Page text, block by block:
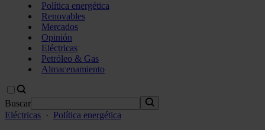
Política energética
Renovables
Mercados
Opinión
Eléctricas
Petróleo & Gas
Almacenamiento
Buscar
Eléctricas · Política energética